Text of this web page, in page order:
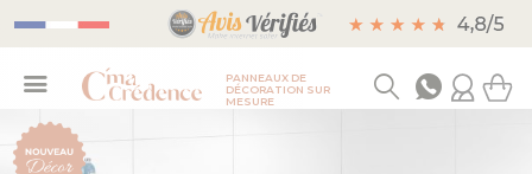
PANNEAUX DE
DÉCORATION SUR
MESURE